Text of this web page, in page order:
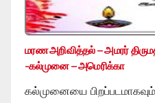
மரண அறிவித்தல் – அமரர்
-கல்முனை – அமெரிக்கா
கல்முனையை